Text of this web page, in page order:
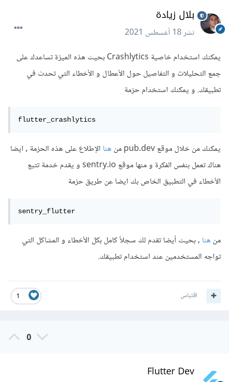
بلال زيادة
نشر18 أغسطس 2021
يمكنك استخدام خاصية Crashlytics بحيث هذه الميزة تساعدك على
جمع التحليلات و التفاصيل حول الأعطال و الأخطاء التي تحدث في
تطبيقك. و يمكنك استخدام حزمة
flutter_crashlytics
يمكنك من خلال موقع pub.dev من هنا الإطلاع على هذه الحزمة , ايضا
هناك تعمل بنفس الفكرة و منها موقع sentry.io و يقدم خدمة تتبع
الأخطاء في التطبيق الخاص بك ايضا عن طريق حزمة
sentry_flutter
منهنا , بحيث أيضا تقدم لك سجلاً كامل بكل الأخطاء و المشاكل التي
تواجه المستخدمين عند استخدام تطبيقك.
1 اقتباس
0
Flutter Dev